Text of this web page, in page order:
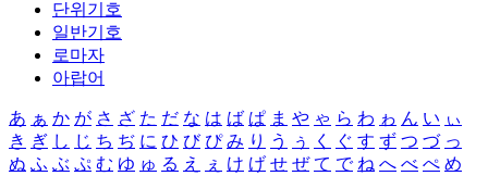
단위기호
일반기호
로마자
아랍어
あ ぁ か が さ ざ た だ な は ば ぱ ま や ゃ ら わ ゎ ん い ぃ
き ぎ し じ ち ぢ に ひ び ぴ み り う ぅ く ぐ す ず つ づ っ
ぬ ふ ぶ ぷ む ゆ ゅ る え ぇ け げ せ ぜ て で ね へ べ ぺ め